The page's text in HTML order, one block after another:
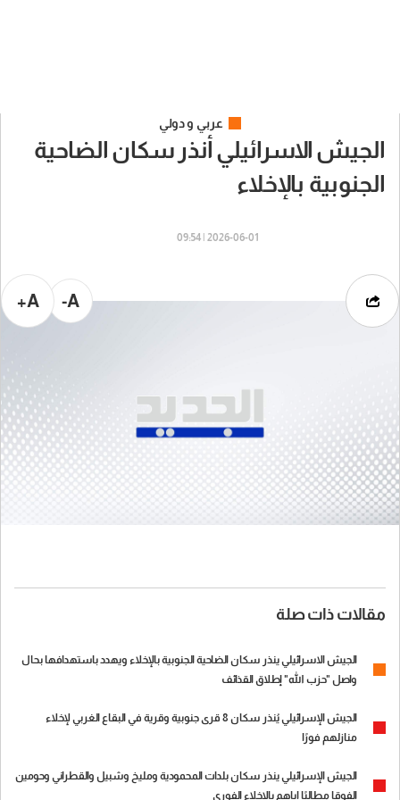
عربي و دولي
الجيش الاسرائيلي أنذر سكان الضاحية
الجنوبية بالإخلاء
2026-06-01 | 09:54
A-
A+
مقالات ذات صلة
الجيش الاسرائيلي ينذر سكان الضاحية الجنوبية بالإخلاء ويهدد باستهدافها بحال
واصل "حزب الله" إطلاق القذائف
الجيش الإسرائيلي يُنذر سكان 8 قرى جنوبية وقرية في البقاع الغربي لإخلاء
منازلهم فورًا
الجيش الإسرائيلي ينذر سكان بلدات المحمودية ومليخ وشبيل والقطراني وحومين
الفوقا مطالبًا إياهم بالإخلاء الفوري